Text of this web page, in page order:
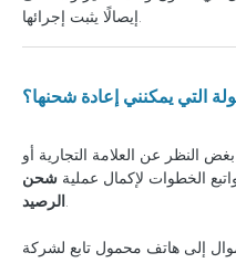
إيصالًا يثبت إجرائها.
التي يمكنني إعادة شحنها؟
النظر عن العلامة التجارية أو
الخطوات لإكمال عملية شحن
الرصيد.
إلى هاتف محمول تابع لشركة